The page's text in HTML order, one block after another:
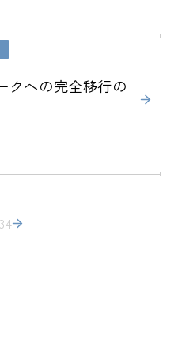
クへの完全移行の
34